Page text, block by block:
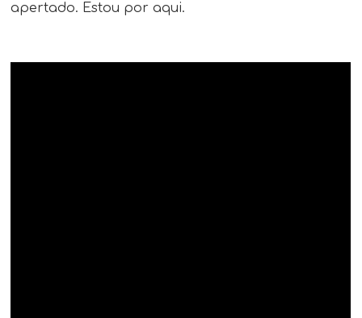
apertado. Estou por aqui.